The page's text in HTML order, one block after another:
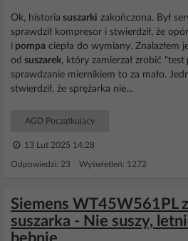
Ok, historia suszarki zakończona. Był
sprawdził kompresor i stwierdził, że
i pompa ciepła do wymiany. Znalazłem
od suszarek, który zamierzał zrobić "test
sprawdzanie miernikiem to za mało.
stwierdził, że sprężarka nie...
AGD Początkujący
13 Lut 2025 14:28
Odpowiedzi: 23 Wyświetleń: 1272
Siemens WT45W561PL
suszarka - Nie suszy,